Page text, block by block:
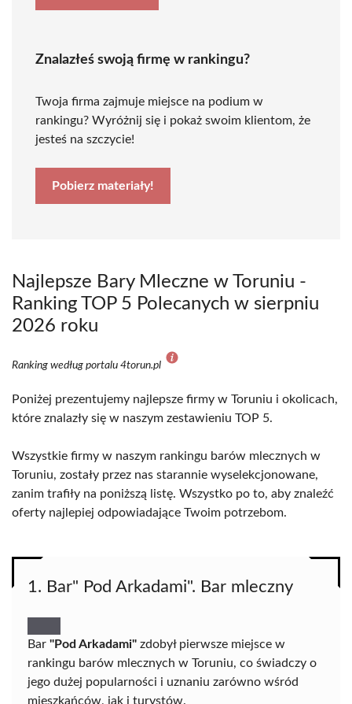
Znalazłeś swoją firmę w rankingu?
Twoja firma zajmuje miejsce na podium w
rankingu? Wyróżnij się i pokaż swoim klientom, że
jesteś na szczycie!
Pobierz materiały!
Najlepsze Bary Mleczne w Toruniu -
Ranking TOP 5 Polecanych w sierpniu
2026 roku
Ranking według portalu 4torun.pl
Poniżej prezentujemy najlepsze firmy w Toruniu i okolicach,
które znalazły się w naszym zestawieniu TOP 5.
Wszystkie firmy w naszym rankingu barów mlecznych w
Toruniu, zostały przez nas starannie wyselekcjonowane,
zanim trafiły na poniższą listę. Wszystko po to, aby znaleźć
oferty najlepiej odpowiadające Twoim potrzebom.
1. Bar" Pod Arkadami". Bar mleczny
Bar "Pod Arkadami" zdobył pierwsze miejsce w
rankingu barów mlecznych w Toruniu, co świadczy o
jego dużej popularności i uznaniu zarówno wśród
mieszkańców, jak i turystów.